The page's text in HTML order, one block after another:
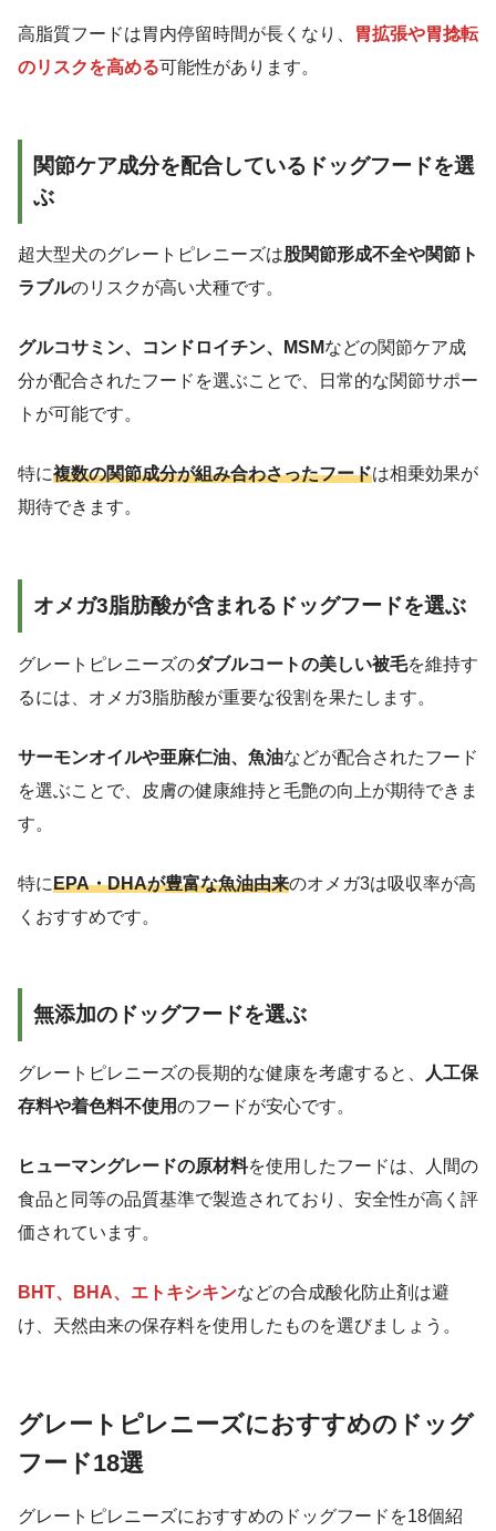
高脂質フードは胃内停留時間が長くなり、
胃拡張や胃捻転
のリスクを高める可能性があります。
関節ケア成分を配合しているドッグフードを選
ぶ
超大型犬のグレートピレニーズは股関節形成不全や関節ト
ラブルのリスクが高い犬種です。
グルコサミン、コンドロイチン、MSMなどの関節ケア成
分が配合されたフードを選ぶことで、日常的な関節サポー
トが可能です。
特に複数の関節成分が組み合わさったフードは相乗効果が
期待できます。
オメガ3脂肪酸が含まれるドッグフードを選ぶ
グレートピレニーズのダブルコートの美しい被毛を維持す
るには、オメガ3脂肪酸が重要な役割を果たします。
サーモンオイルや亜麻仁油、魚油などが配合されたフード
を選ぶことで、皮膚の健康維持と毛艶の向上が期待できま
す。
特にEPA・DHAが豊富な魚油由来のオメガ3は吸収率が高
くおすすめです。
無添加のドッグフードを選ぶ
グレートピレニーズの長期的な健康を考慮すると、
人工保
存料や着色料不使用のフードが安心です。
ヒューマングレードの原材料を使用したフードは、人間の
食品と同等の品質基準で製造されており、安全性が高く評
価されています。
BHT、BHA、エトキシキンなどの合成酸化防止剤は避
け、天然由来の保存料を使用したものを選びましょう。
グレートピレニーズにおすすめのドッグ
フード18選
グレートピレニーズにおすすめのドッグフードを18個紹